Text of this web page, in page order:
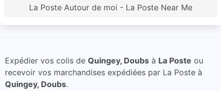
La Poste Autour de moi - La Poste Near Me
Expédier vos colis de Quingey, Doubs à La Poste ou
recevoir vos marchandises expédiées par La Poste à
Quingey, Doubs.